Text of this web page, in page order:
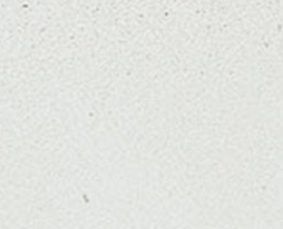
ブ
ト
バ
ブ
ン
/
バ